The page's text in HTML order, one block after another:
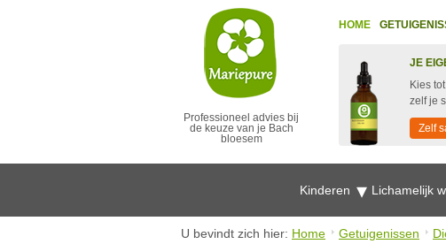
Professioneel advies bij
de keuze van je Bach
bloesem
HOME
JE
Kies
zelf je
Zelf
Kinderen Lichamelijk
U bevindt zich hier: Home Getuigenissen